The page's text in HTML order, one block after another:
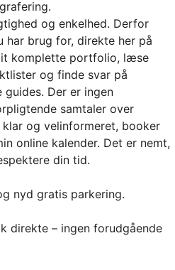
og enkelhed. Derfor
har brug for, direkte her på
komplette portfolio, læse
og finde svar på
Der er ingen
samtaler over
og velinformeret, booker
online kalender. Det er nemt,
din tid.
nyd gratis parkering.
direkte – ingen forudgående